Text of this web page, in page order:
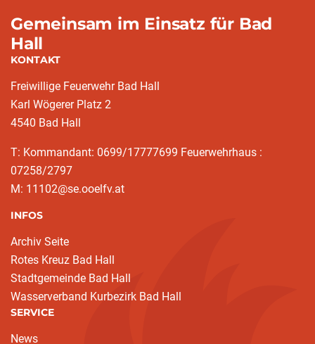
Gemeinsam im Einsatz für Bad
Hall
KONTAKT
Freiwillige Feuerwehr Bad Hall
Karl Wögerer Platz 2
4540 Bad Hall
T: Kommandant: 0699/17777699 Feuerwehrhaus :
07258/2797
M: 11102@se.ooelfv.at
INFOS
Archiv Seite
Rotes Kreuz Bad Hall
Stadtgemeinde Bad Hall
Wasserverband Kurbezirk Bad Hall
SERVICE
News